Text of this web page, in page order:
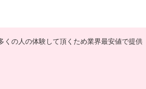
くの人の体験して頂くため業界最安値で提供